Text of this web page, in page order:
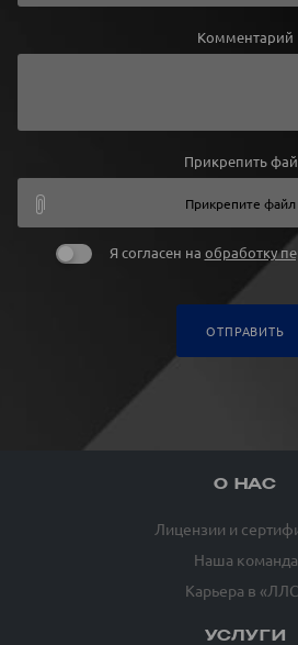
Комментарий
Прикрепить
Прикрепите файл
Я согласен на обработку
ОТПРАВИТЬ
О НАС
Лицензии и
Наша команда
Карьера в
УСЛУГИ